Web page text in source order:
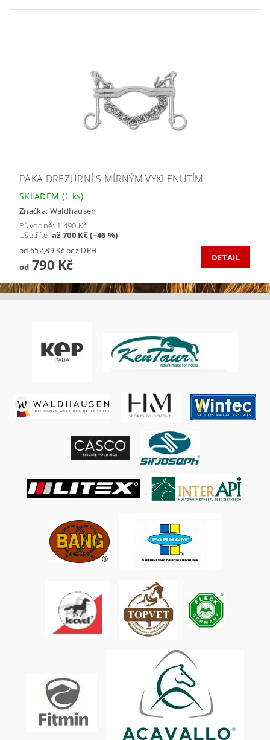
PÁKA DREZURNÍ S MÍRNÝM VYKLENUTÍM
SKLADEM (1 ks)
Značka: Waldhausen
Původně: 1 490 Kč
Ušetříte:až 700 Kč (–46 %)
od 652,89 Kč bez DPH
od790 Kč DETAIL